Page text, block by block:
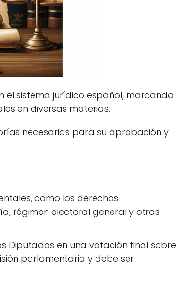
el sistema jurídico español, marcando
en diversas materias.
necesarias para su aprobación y
como los derechos
régimen electoral general y otras
Diputados en una votación final sobre
parlamentaria y debe ser